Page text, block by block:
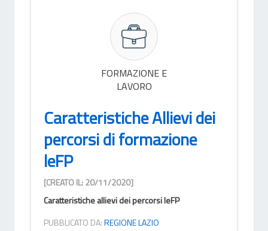
FORMAZIONE E
LAVORO
Caratteristiche Allievi dei
percorsi di formazione
leFP
[CREATO IL: 20/11/2020]
Caratteristiche allievi dei percorsi leFP
PUBBLICATO DA:REGIONE LAZIO